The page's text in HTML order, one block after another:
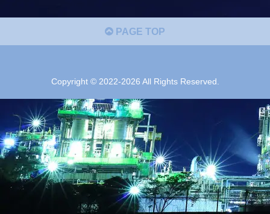
PAGE TOP
Copyright © 2022-2026 All Rights Reserved.